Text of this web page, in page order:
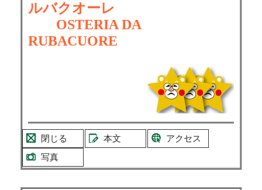
ルバクオーレ
OSTERIA DA
RUBACUORE
閉じる 本文
アクセス
写真